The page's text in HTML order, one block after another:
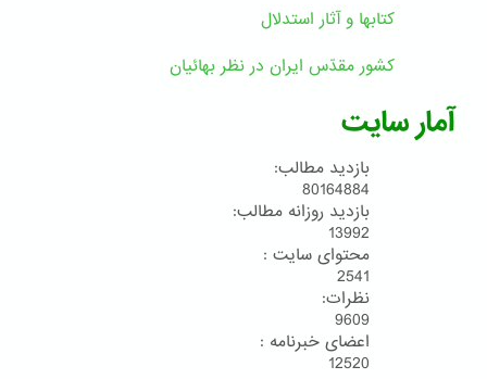
کتابها و آثار استدلال
کشور مقدّس ایران در نظر بهائیان
آمار سایت
بازدید مطالب:
80164884
بازدید روزانه مطالب:
13992
محتوای سایت :
2541
نظرات:
9609
اعضای خبرنامه :
12520